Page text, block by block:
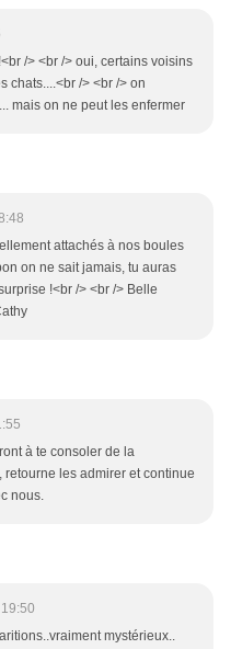
/> <br /> oui, certains voisins
chats....<br /> <br /> on
mais on ne peut les enfermer
attachés à nos boules
on ne sait jamais, tu auras
!<br /> <br /> Belle
à te consoler de la
les admirer et continue
nous.
mystérieux..